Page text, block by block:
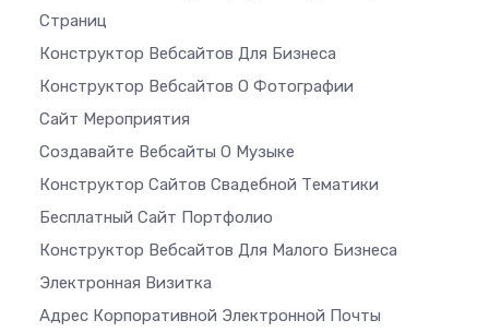
Страниц
Конструктор Вебсайтов Для Бизнеса
Конструктор Вебсайтов О Фотографии
Сайт Мероприятия
Создавайте Вебсайты О Музыке
Конструктор Сайтов Свадебной Тематики
Бесплатный Сайт Портфолио
Конструктор Вебсайтов Для Малого Бизнеса
Электронная Визитка
Адрес Корпоративной Электронной Почты